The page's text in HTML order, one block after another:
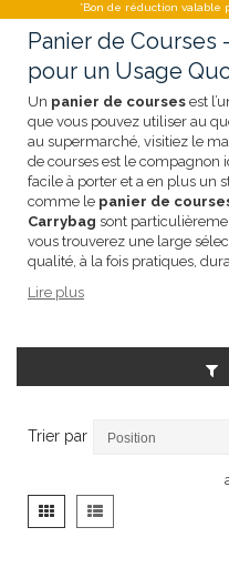
*Bon de réduction valable
Panier de Courses
pour un Usage
Un panier de courses est
que vous pouvez utiliser au
au supermarché, visitiez le
de courses est le compagnon
facile à porter et a en plus un
comme le panier de
Carrybag sont
vous trouverez une large
qualité, à la fois pratiques,
Lire plus
Trier par
Afficher
en
Grille Liste